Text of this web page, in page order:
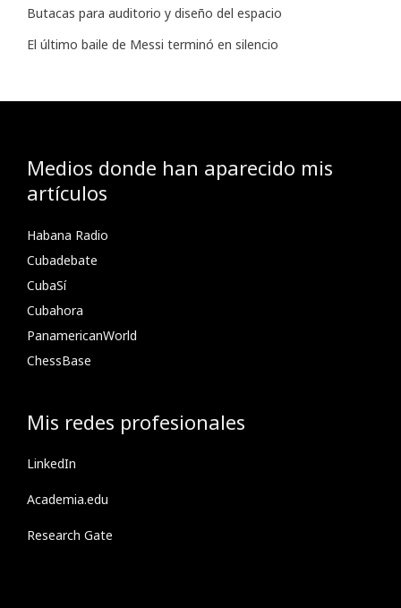
Butacas para auditorio y diseño del espacio
El último baile de Messi terminó en silencio
Medios donde han aparecido mis
artículos
Habana Radio
Cubadebate
CubaSí
Cubahora
PanamericanWorld
ChessBase
Mis redes profesionales
LinkedIn
Academia.edu
Research Gate